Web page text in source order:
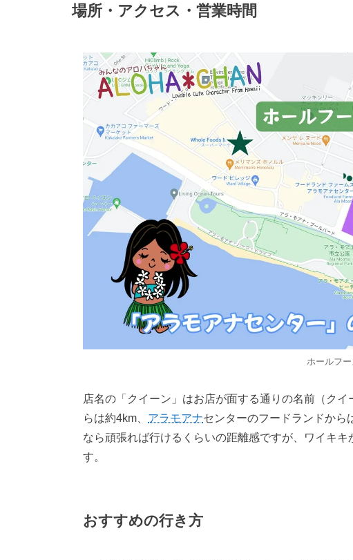
場所・アクセス・営業時間
ホールフ
店名の「クイーン」はお店が面する通りの名前（クイ
らは約4km、 アラモアナセンターのフードランドから
なら頑張れば行けるくらいの距離感ですが、ワイキ
す。
おすすめの行き方